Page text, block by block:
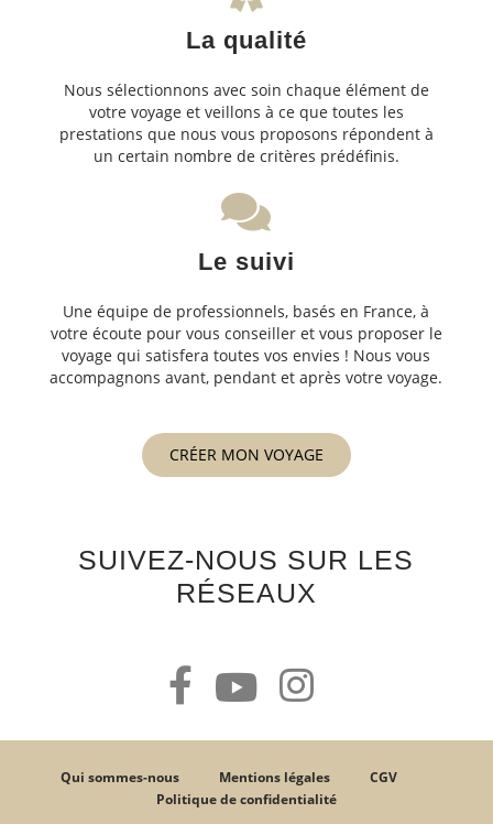
La qualité
Nous sélectionnons avec soin chaque élément de
votre voyage et veillons à ce que toutes les
prestations que nous vous proposons répondent à
un certain nombre de critères prédéfinis.
Le suivi
Une équipe de professionnels, basés en France, à
votre écoute pour vous conseiller et vous proposer le
voyage qui satisfera toutes vos envies ! Nous vous
accompagnons avant, pendant et après votre voyage.
CRÉER MON VOYAGE
SUIVEZ-NOUS SUR LES
RÉSEAUX
Qui sommes-nous Mentions légales
CGV
Politique de confidentialité